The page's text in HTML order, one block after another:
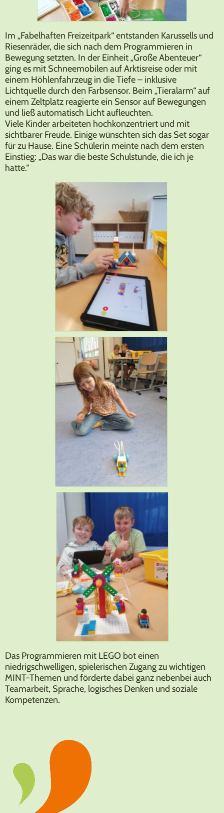
Im „Fabelhaften Freizeitpark“ entstanden Karussells und
Riesenräder, die sich nach dem Programmieren in
Bewegung setzten. In der Einheit „Große Abenteuer“
ging es mit Schneemobilen auf Arktisreise oder mit
einem Höhlenfahrzeug in die Tiefe – inklusive
Lichtquelle durch den Farbsensor. Beim „Tieralarm“ auf
einem Zeltplatz reagierte ein Sensor auf Bewegungen
und ließ automatisch Licht aufleuchten.
Viele Kinder arbeiteten hochkonzentriert und mit
sichtbarer Freude. Einige wünschten sich das Set sogar
für zu Hause. Eine Schülerin meinte nach dem ersten
Einstieg: „Das war die beste Schulstunde, die ich je
hatte.“
Das Programmieren mit LEGO bot einen
niedrigschwelligen, spielerischen Zugang zu wichtigen
MINT-Themen und förderte dabei ganz nebenbei auch
Teamarbeit, Sprache, logisches Denken und soziale
Kompetenzen.